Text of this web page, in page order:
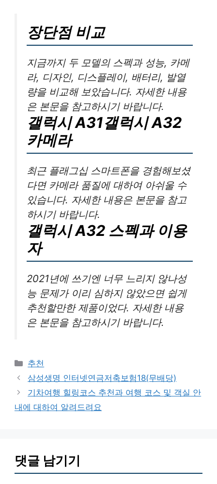
장단점 비교
지금까지 두 모델의 스펙과 성능, 카메
라, 디자인, 디스플레이, 배터리, 발열
량을 비교해 보았습니다. 자세한 내용
은 본문을 참고하시기 바랍니다.
갤럭시 A31갤럭시 A32
카메라
최근 플래그십 스마트폰을 경험해보셨
다면 카메라 품질에 대하여 아쉬울 수
있습니다. 자세한 내용은 본문을 참고
하시기 바랍니다.
갤럭시 A32 스펙과 이용
자
2021년에 쓰기엔 너무 느리지 않나성
능 문제가 이리 심하지 않았으면 쉽게
추천할만한 제품이었다. 자세한 내용
은 본문을 참고하시기 바랍니다.
카
테
리
추천
삼성생명 인터넷연금저축보험18(무배당)
기차여행 힐링코스 추천과 여행 코스 및 객실 안
내에 대하여 알려드려요
댓글 남기기